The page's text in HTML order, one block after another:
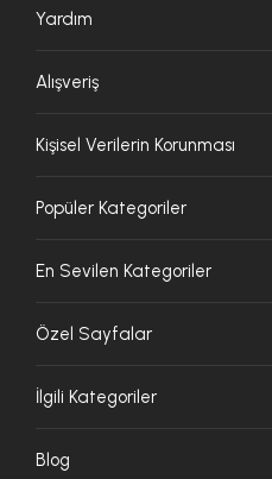
Yardım
Alışveriş
Kişisel Verilerin Korunması
Popüler Kategoriler
En Sevilen Kategoriler
Özel Sayfalar
İlgili Kategoriler
Blog